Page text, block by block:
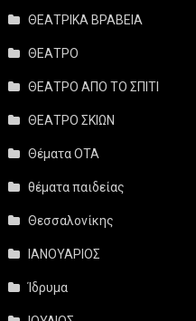
ΘΕΑΤΡΙΚΑ ΒΡΑΒΕΙΑ
ΘΕΑΤΡΟ
ΘΕΑΤΡΟ ΑΠΟ ΤΟ ΣΠΙΤΙ
ΘΕΑΤΡΟ ΣΚΙΩΝ
Θέματα ΟΤΑ
θέματα παιδείας
Θεσσαλονίκης
ΙΑΝΟΥΑΡΙΟΣ
Ίδρυμα